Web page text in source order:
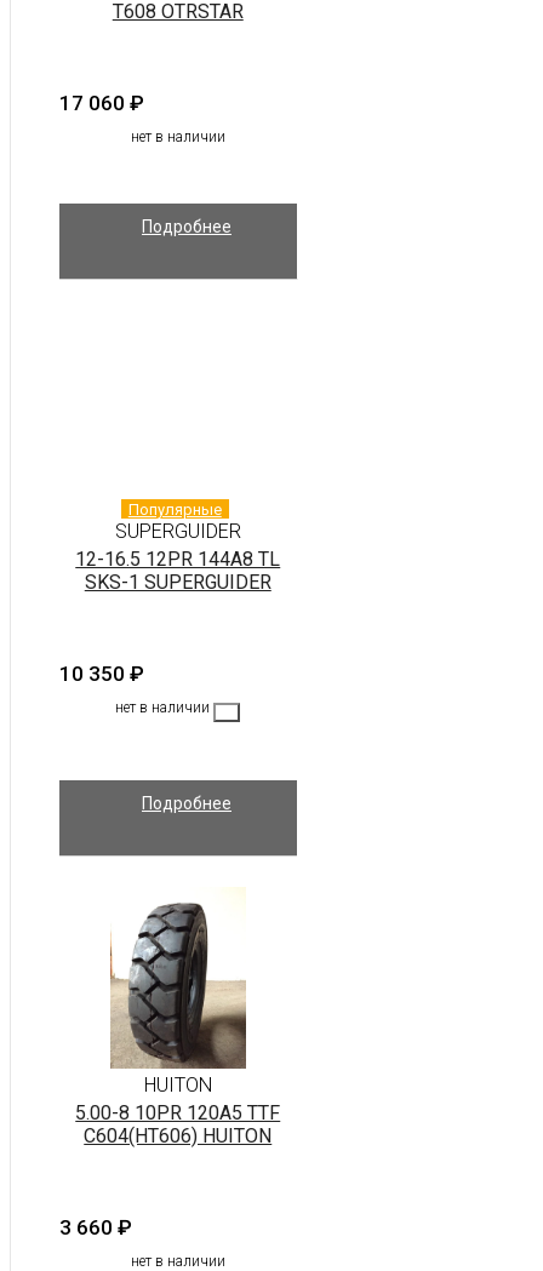
T608 OTRSTAR
17 060 ₽
нет в наличии
Подробнее
Популярные
SUPERGUIDER
12-16.5 12PR 144A8 TL
SKS-1 SUPERGUIDER
10 350 ₽
нет в наличии
Подробнее
HUITON
5.00-8 10PR 120A5 TTF
C604(HT606) HUITON
3 660 ₽
нет в наличии